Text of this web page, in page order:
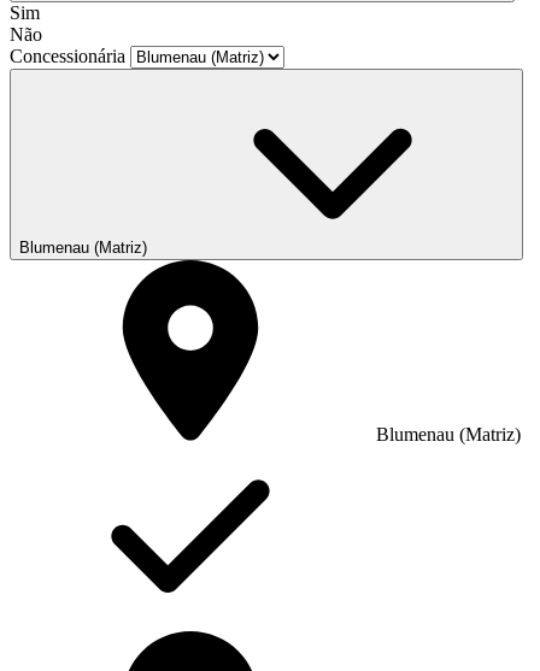
Sim
Não
Concessionária
Blumenau (Matriz)
Blumenau (Matriz)